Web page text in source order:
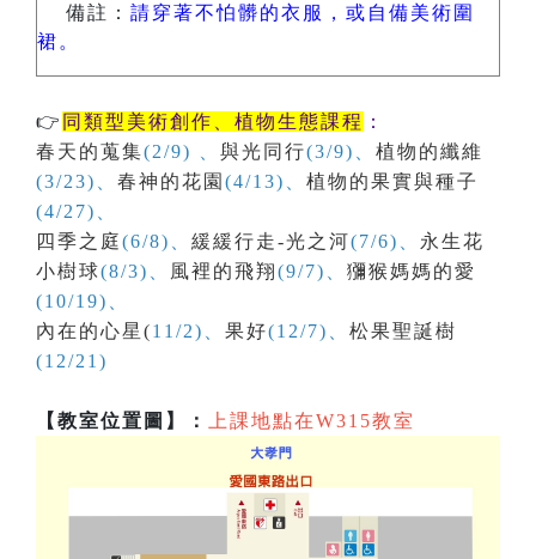
備註：請穿著不怕髒的衣服，或自備美術圍
裙。
👉 同類型美術創作、植物生態課程 ：
春天的蒐集(2/9) 、 與光同行(3/9)、 植物的纖維
(3/23)、 春神的花園 (4/13)、 植物的果實與種子
(4/27)、
四季之庭(6/8)、 緩緩行走-光之河(7/6)、 永生花
小樹球(8/3)、 風裡的飛翔(9/7)、 獼猴媽媽的愛
(10/19)、
內在的心星(11/2)、 果好(12/7)、 松果聖誕樹
(12/21)
【教室位置圖】： 上課地點在W315教室